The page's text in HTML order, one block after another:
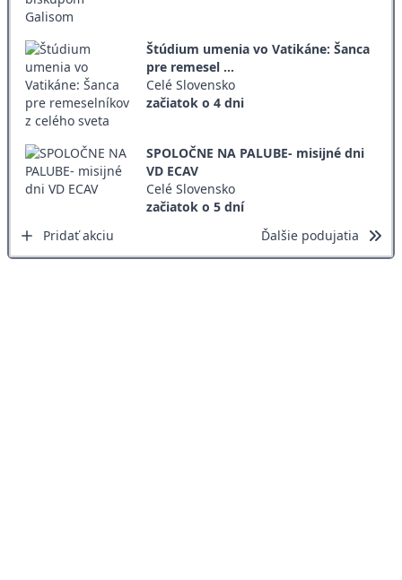
Štúdium umenia vo Vatikáne: Šanca
pre remesel ...
Celé Slovensko
začiatok o 4 dni
SPOLOČNE NA PALUBE- misijné dni
VD ECAV
Celé Slovensko
začiatok o 5 dní
Pridať akciu
Ďalšie podujatia